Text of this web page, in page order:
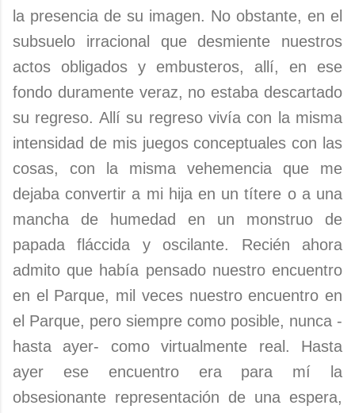
la presencia de su imagen. No obstante, en el
subsuelo irracional que desmiente nuestros
actos obligados y embusteros, allí, en ese
fondo duramente veraz, no estaba descartado
su regreso. Allí su regreso vivía con la misma
intensidad de mis juegos conceptuales con las
cosas, con la misma vehemencia que me
dejaba convertir a mi hija en un títere o a una
mancha de humedad en un monstruo de
papada fláccida y oscilante. Recién ahora
admito que había pensado nuestro encuentro
en el Parque, mil veces nuestro encuentro en
el Parque, pero siempre como posible, nunca -
hasta ayer- como virtualmente real. Hasta
ayer ese encuentro era para mí la
obsesionante representación de una espera,